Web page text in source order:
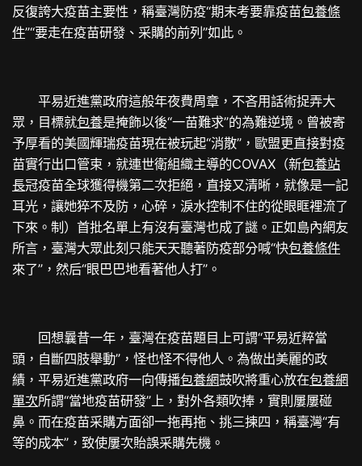
反復誇大疫苗主要性，稱臺灣防疫“期末考要靠疫苗包養條
件”“要走在疫苗研發、采購的前列”如此。
平易近進黨政府這般年夜費周章，不吝用話術捉弄大
眾，目標就包養是掩飾以後“一苗難求”的為難逆境。曾被寄
予厚看的美國輝瑞疫苗現在被玩起“消散”，歐盟更直接對疫
苗實行出口管束，就連世衛組織主導的COVAX（新包養站
長冠疫苗全球獲得機第二次拒絕，直接又清晰，就像是一記
耳光，讓她猝不及防，心碎，淚水控制不住的從眼眶裡流了
下來。制）首批名單上有沒有臺灣也成了謎。正如島內網友
所言，臺灣大眾此刻只能天天聽著防疫部分喊“快包養條件
來了”，然后“眼巴巴地看著他人打”。
回想曩昔一年，臺灣在疫苗題目上可謂“平易近粹當
頭，自斷四肢舉動”，怪也怪不得他人。為做出美麗的政
績，平易近進黨政府一向傳播包養網鼓吹將重心放在包養網
單次所謂“當地疫苗研發”上，對外各類吹捧，實則屢屢碰
鼻。而在疫苗采購方面卻一拖再拖、挑三揀四，稱臺灣“有
等的成本”，致使屢次貽誤采購先機。